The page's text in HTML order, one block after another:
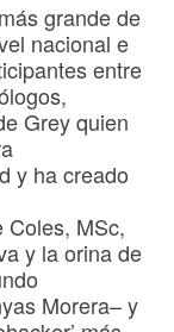
grande de
nacional e
entre
Grey quien
y ha creado
Coles, MSc,
y la orina de
Morera– y